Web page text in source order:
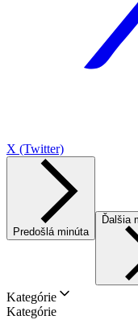
X (Twitter)
Predošlá minúta
Ďalšia
Kategórie
Kategórie